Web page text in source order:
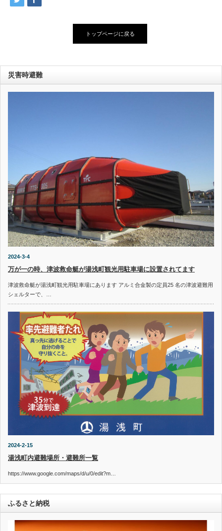
トップページに戻る
災害時避難
2024-3-4
万が一の時、津波救命艇が湯浅町観光用駐車場に設置されてます
津波救命艇が湯浅町観光用駐車場にあります アルミ合金製の定員25 名の津波避難用
シェルターで、…
2024-2-15
湯浅町内避難場所・避難所一覧
https://www.google.com/maps/d/u/0/edit?m…
ふるさと納税